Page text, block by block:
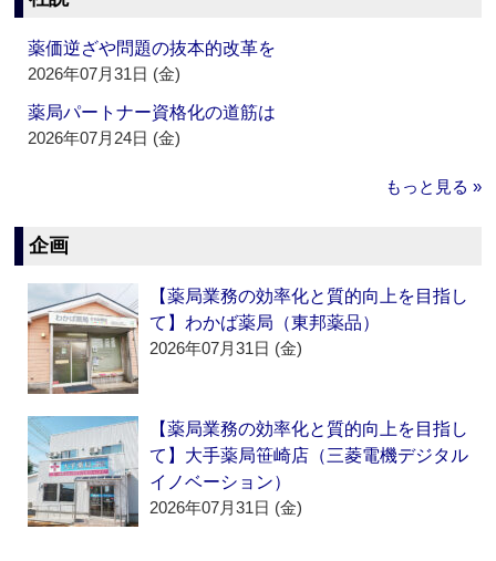
薬価逆ざや問題の抜本的改革を
2026年07月31日 (金)
薬局パートナー資格化の道筋は
2026年07月24日 (金)
もっと見る »
企画
【薬局業務の効率化と質的向上を目指し
て】わかば薬局（東邦薬品）
2026年07月31日 (金)
【薬局業務の効率化と質的向上を目指し
て】大手薬局笹崎店（三菱電機デジタル
イノベーション）
2026年07月31日 (金)